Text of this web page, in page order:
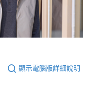
顯示電腦版詳細說明